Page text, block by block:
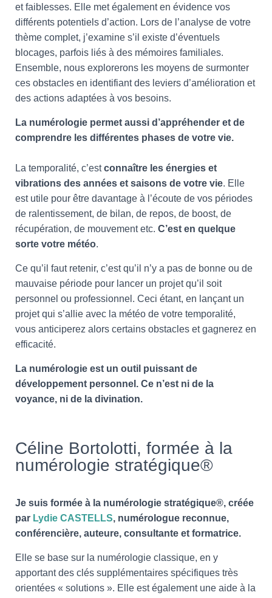
et faiblesses. Elle met également en évidence vos
différents potentiels d’action. Lors de l’analyse de votre
thème complet, j’examine s’il existe d’éventuels
blocages, parfois liés à des mémoires familiales.
Ensemble, nous explorerons les moyens de surmonter
ces obstacles en identifiant des leviers d’amélioration et
des actions adaptées à vos besoins.
La numérologie permet aussi d’appréhender et de
comprendre les différentes phases de votre vie.
La temporalité, c’estconnaître les énergies et
vibrations des années et saisons de votre vie. Elle
est utile pour être davantage à l’écoute de vos périodes
de ralentissement, de bilan, de repos, de boost, de
récupération, de mouvement etc. C’est en quelque
sorte votre météo.
Ce qu’il faut retenir, c’est qu’il n’y a pas de bonne ou de
mauvaise période pour lancer un projet qu’il soit
personnel ou professionnel. Ceci étant, en lançant un
projet qui s’allie avec la météo de votre temporalité,
vous anticiperez alors certains obstacles et gagnerez en
efficacité.
La numérologie est un outil puissant de
développement personnel. Ce n’est ni de la
voyance, ni de la divination.
Céline Bortolotti, formée à la
numérologie stratégique®
Je suis formée à la numérologie stratégique®, créée
par Lydie CASTELLS, numérologue reconnue,
conférencière, auteure, consultante et formatrice.
Elle se base sur la numérologie classique, en y
apportant des clés supplémentaires spécifiques très
orientées « solutions ». Elle est également une aide à la